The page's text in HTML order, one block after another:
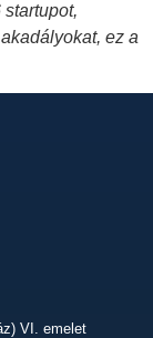
ez a
VI. emelet